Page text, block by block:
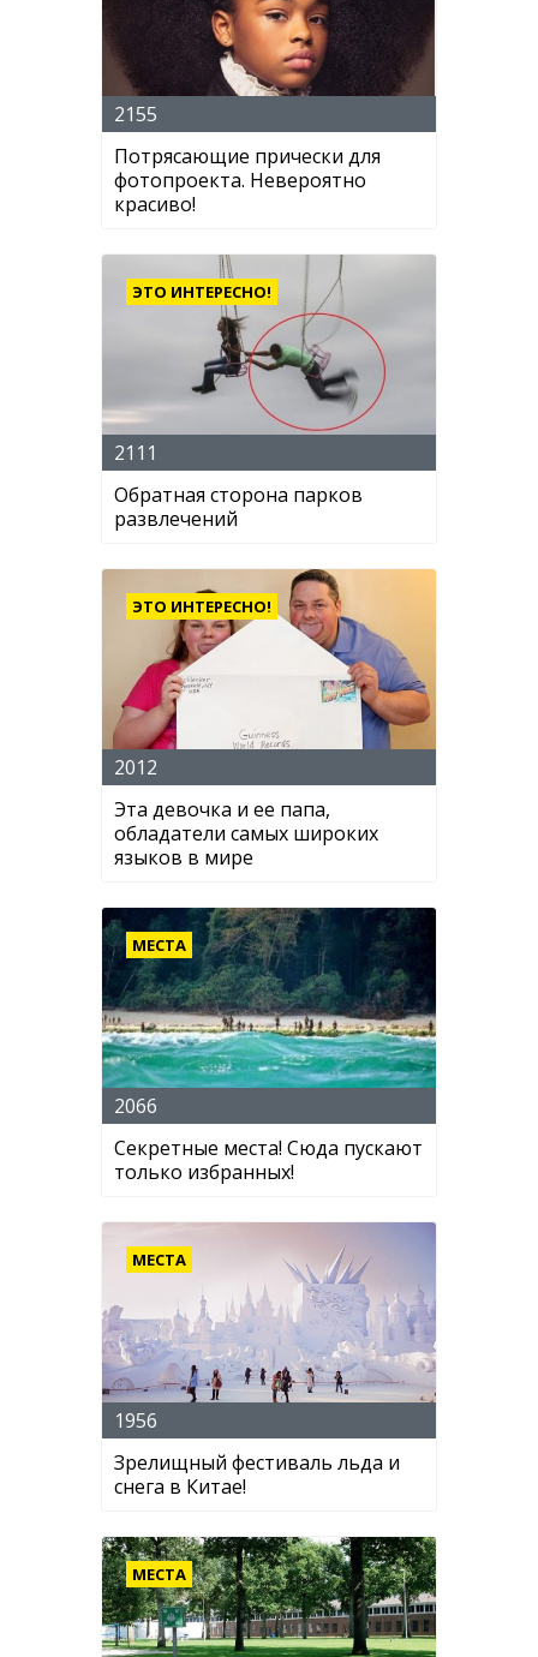
2155
Потрясающие прически для
фотопроекта. Невероятно
красиво!
ЭТО ИНТЕРЕСНО!
2111
Обратная сторона парков
развлечений
ЭТО ИНТЕРЕСНО!
2012
Эта девочка и ее папа,
обладатели самых широких
языков в мире
МЕСТА
2066
Секретные места! Сюда пускают
только избранных!
МЕСТА
1956
Зрелищный фестиваль льда и
снега в Китае!
МЕСТА